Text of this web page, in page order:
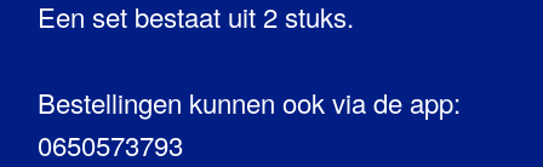
Een set bestaat uit 2 stuks.
Bestellingen kunnen ook via de app:
0650573793